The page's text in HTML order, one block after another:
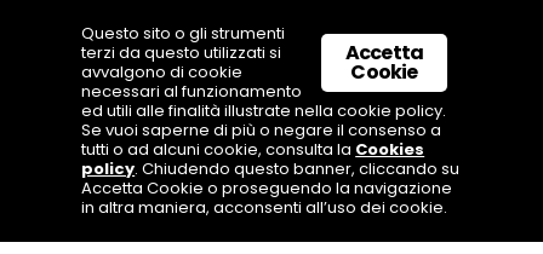
Accetta
Cookie
Questo sito o gli strumenti
terzi da questo utilizzati si
avvalgono di cookie
necessari al funzionamento
ed utili alle finalità illustrate nella cookie policy.
Se vuoi saperne di più o negare il consenso a
tutti o ad alcuni cookie, consulta la Cookies
policy. Chiudendo questo banner, cliccando su
Accetta Cookie o proseguendo la navigazione
in altra maniera, acconsenti all’uso dei cookie.